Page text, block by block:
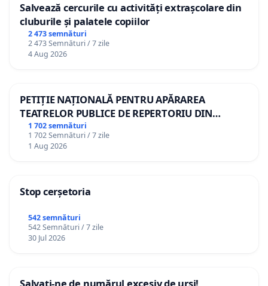
Salvează cercurile cu activități extrașcolare din
cluburile și palatele copiilor
2 473 semnături
2 473 Semnături / 7 zile
4 Aug 2026
PETIȚIE NAȚIONALĂ PENTRU APĂRAREA
TEATRELOR PUBLICE DE REPERTORIU DIN
ROMÂNIA
1 702 semnături
1 702 Semnături / 7 zile
1 Aug 2026
Stop cerșetoria
542 semnături
542 Semnături / 7 zile
30 Jul 2026